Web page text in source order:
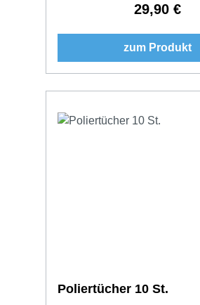
Regulärer
29,90 €
zum Produkt
Poliertücher 10 St.